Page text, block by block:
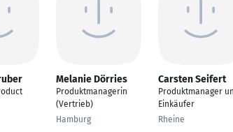
Melanie Dörries
Produktmanagerin
(Vertrieb)
Hamburg
Carsten Seifert
Produktmanager
Einkäufer
Rheine